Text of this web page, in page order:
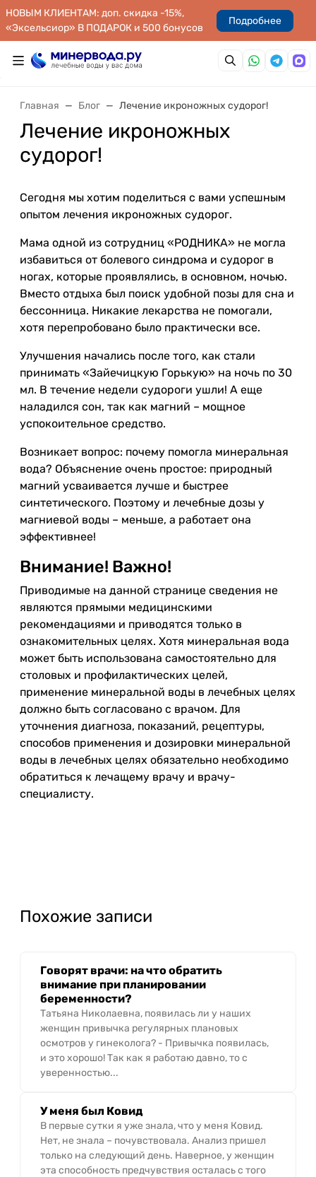
НОВЫМ КЛИЕНТАМ: доп. скидка -15%,
«Эксельсиор» В ПОДАРОК и 500 бонусов
Подробнее
Главная Блог Лечение икроножных судорог!
Лечение икроножных
судорог!
Сегодня мы хотим поделиться с вами успешным
опытом лечения икроножных судорог.
Мама одной из сотрудниц «РОДНИКА» не могла
избавиться от болевого синдрома и судорог в
ногах, которые проявлялись, в основном, ночью.
Вместо отдыха был поиск удобной позы для сна и
бессонница. Никакие лекарства не помогали,
хотя перепробовано было практически все.
Улучшения начались после того, как стали
принимать «Зайечицкую Горькую» на ночь по 30
мл. В течение недели судороги ушли! А еще
наладился сон, так как магний – мощное
успокоительное средство.
Возникает вопрос: почему помогла минеральная
вода? Объяснение очень простое: природный
магний усваивается лучше и быстрее
синтетического. Поэтому и лечебные дозы у
магниевой воды – меньше, а работает она
эффективнее!
Внимание! Важно!
Приводимые на данной странице сведения не
являются прямыми медицинскими
рекомендациями и приводятся только в
ознакомительных целях. Хотя минеральная вода
может быть использована самостоятельно для
столовых и профилактических целей,
применение минеральной воды в лечебных целях
должно быть согласовано с врачом. Для
уточнения диагноза, показаний, рецептуры,
способов применения и дозировки минеральной
воды в лечебных целях обязательно необходимо
обратиться к лечащему врачу и врачу-
специалисту.
Похожие записи
Говорят врачи: на что обратить
внимание при планировании
беременности?
Татьяна Николаевна, появилась ли у наших
женщин привычка регулярных плановых
осмотров у гинеколога? - Привычка появилась,
и это хорошо! Так как я работаю давно, то с
уверенностью...
У меня был Ковид
В первые сутки я уже знала, что у меня Ковид.
Нет, не знала – почувствовала. Анализ пришел
только на следующий день. Наверное, у женщин
эта способность предчувствия осталась с того